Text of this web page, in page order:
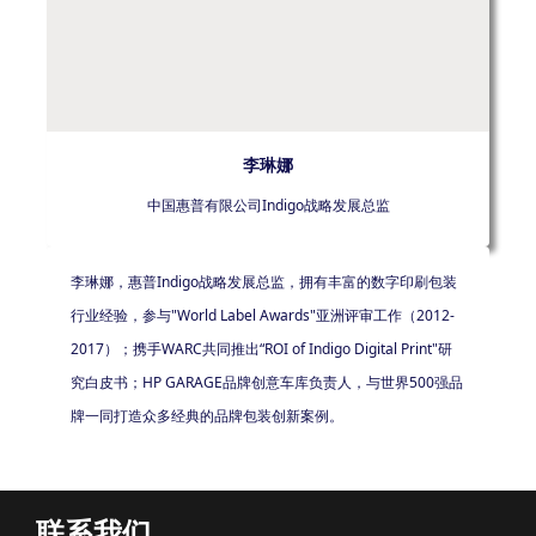
李琳娜
中国惠普有限公司Indigo战略发展总监
李琳娜，惠普Indigo战略发展总监，拥有丰富的数字印刷包装
行业经验，参与"World Label Awards"亚洲评审工作（2012-
2017）；携手WARC共同推出“ROI of Indigo Digital Print"研
究白皮书；HP GARAGE品牌创意车库负责人，与世界500强品
牌一同打造众多经典的品牌包装创新案例。